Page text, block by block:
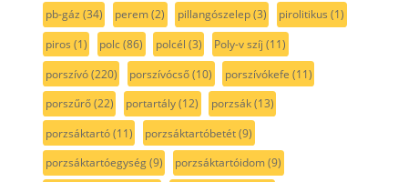
pb-gáz (34) perem(2) pillangószelep(3) pirolitikus (1)
piros (1) polc(86) polcél (3) Poly-v szíj (11)
porszívó(220) porszívócső(10) porszívókefe (11)
porszűrő(22) portartály(12) porzsák(13)
porzsáktartó(11) porzsáktartóbetét(9)
porzsáktartóegység(9) porzsáktartóidom(9)